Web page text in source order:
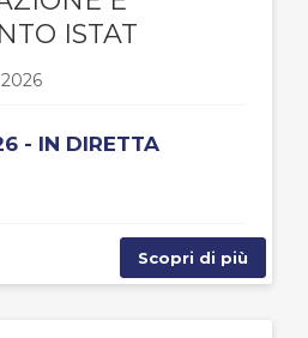
ISTAT
- IN DIRETTA
Scopri di più